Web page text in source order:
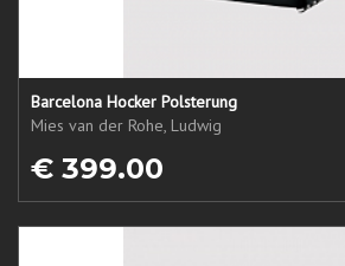
Barcelona Hocker Polsterung
Mies van der Rohe, Ludwig
€ 399.00